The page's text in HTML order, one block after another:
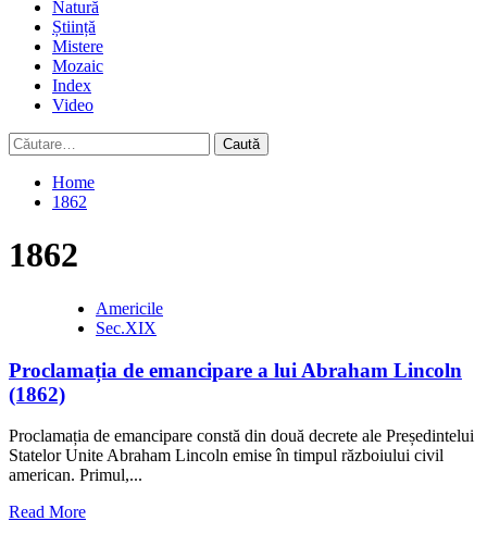
Natură
Știință
Mistere
Mozaic
Index
Video
Caută
după:
Home
1862
1862
Americile
Sec.XIX
Proclamația de emancipare a lui Abraham Lincoln
(1862)
Proclamația de emancipare constă din două decrete ale Președintelui
Statelor Unite Abraham Lincoln emise în timpul războiului civil
american. Primul,...
Read MoreRead